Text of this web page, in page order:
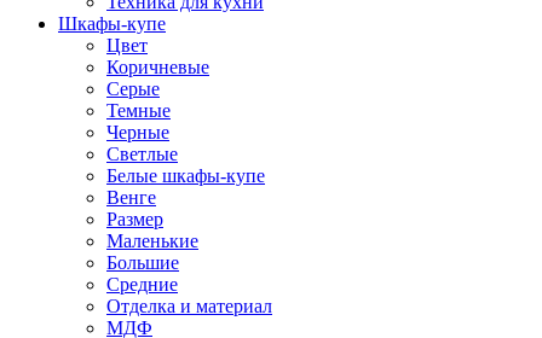
Шкафы-купе
Цвет
Коричневые
Серые
Темные
Черные
Светлые
Белые шкафы-купе
Венге
Размер
Маленькие
Большие
Средние
Отделка и материал
МДФ